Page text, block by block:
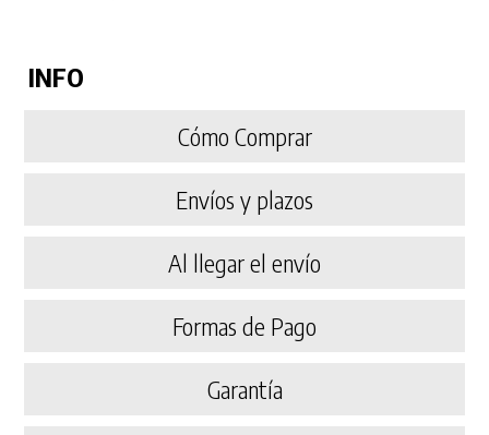
INFO
Cómo Comprar
Envíos y plazos
Al llegar el envío
Formas de Pago
Garantía